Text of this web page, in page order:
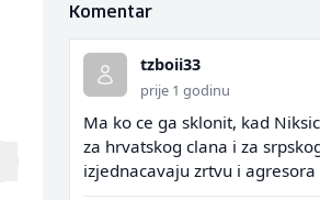
Komentar
tzboii33
prije 1 godinu
Ma ko ce ga sklonit, kad
za hrvatskog clana i za
izjednacavaju zrtvu i agresora